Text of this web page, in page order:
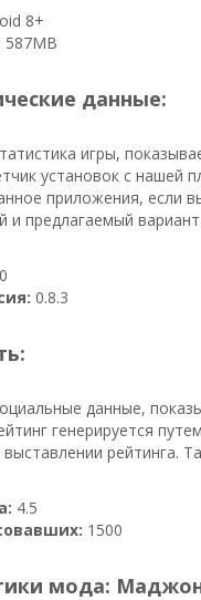
8+
587MB
данные:
игры,
установок с
приложения, если
и предлагаемый
0.8.3
данные,
генерируется
рейтинга.
4.5
1500
мода: